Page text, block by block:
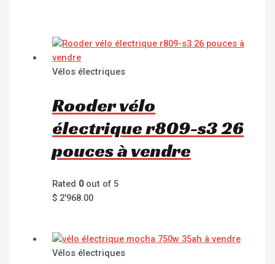
Vélos électriques
Rooder vélo
électrique r809-s3 26
pouces à vendre
Rated 0out of 5
$ 2'968.00
Vélos électriques